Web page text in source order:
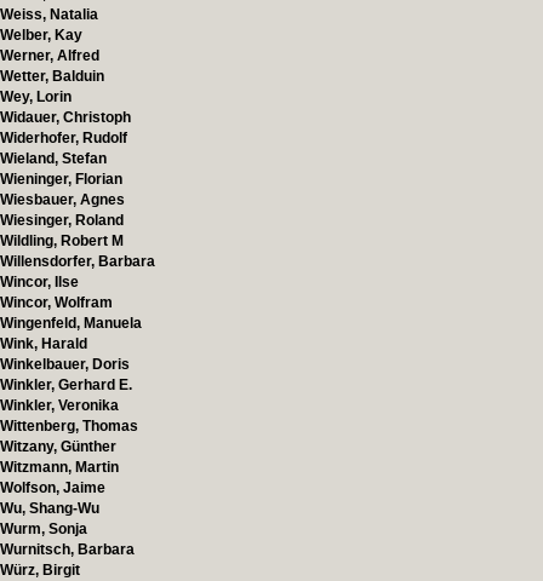
Weiss, Natalia
Welber, Kay
Werner, Alfred
Wetter, Balduin
Wey, Lorin
Widauer, Christoph
Widerhofer, Rudolf
Wieland, Stefan
Wieninger, Florian
Wiesbauer, Agnes
Wiesinger, Roland
Wildling, Robert M
Willensdorfer, Barbara
Wincor, Ilse
Wincor, Wolfram
Wingenfeld, Manuela
Wink, Harald
Winkelbauer, Doris
Winkler, Gerhard E.
Winkler, Veronika
Wittenberg, Thomas
Witzany, Günther
Witzmann, Martin
Wolfson, Jaime
Wu, Shang-Wu
Wurm, Sonja
Wurnitsch, Barbara
Würz, Birgit